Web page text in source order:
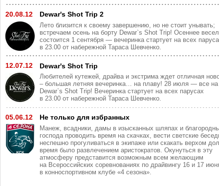
20.08.12 Dewar's Shot Trip 2
Лето близится к своему завершению, но не стоит унывать;
встречаем осень на борту Dewar`s Shot Trip! Осеннее
состоится 1 сентября — вечеринка стартует на всех
в 23.00 от набережной Тараса Шевченко.
12.07.12 Dewar's Shot Trip
Любителей кутежей, драйва и экстрима ждет отличная
– большая летняя вечеринка… на плаву! 28 июля — все на
Dewar`s Shot Trip! Вечеринка стартует на всех парусах
в 23.00 от набережной Тараса Шевченко.
05.06.12 Не только для избранных
Манеж, всадники, дамы в изысканных шляпах и
господа проводить время на скачках, вести светские
неспешно прогуливаться в экипаже или скакать верхом
время было развлечением аристократов. Окунуться в эту
атмосферу представится возможным всем желающим
на Всероссийских соревнованиях по драйвингу 16 и 17
в конноспортивном клубе «4 сезона».